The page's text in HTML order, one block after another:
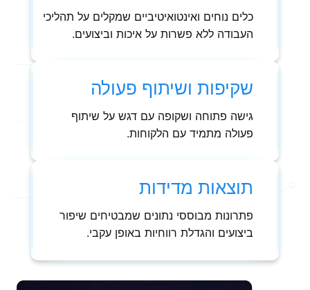
כלים נוחים ואינטואיטיביים שמקלים על תהליכי
העבודה ללא פשרות על איכות וביצועים.
שקיפות ושיתוף פעולה
גישה פתוחה ושקופה עם דגש על שיתוף
פעולה מתמיד עם הלקוחות.
תוצאות מדידות
פתרונות מבוססי נתונים שמבטיחים שיפור
ביצועים והגדלת רווחיות באופן עקבי.